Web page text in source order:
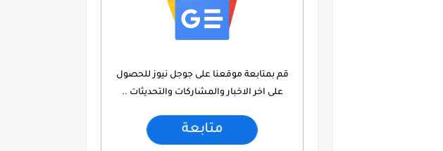
قم بمتابعة موقعنا على جوجل نيوز للحصول
على اخر الاخبار والمشاركات والتحديثات ..
متابعة